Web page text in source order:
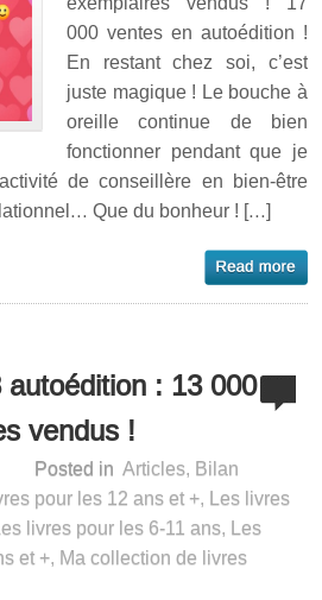
000 ventes en autoédition !
En restant chez soi, c’est
juste magique ! Le bouche à
oreille continue de bien
fonctionner pendant que je
de conseillère en bien-être
Que du bonheur ! […]
autoédition : 13 000
vendus !
Posted in Articles, Bilan
pour les 12 ans et +,
Les livres
Les livres pour les 6-11 ans,
Les
et +, Ma collection de livres